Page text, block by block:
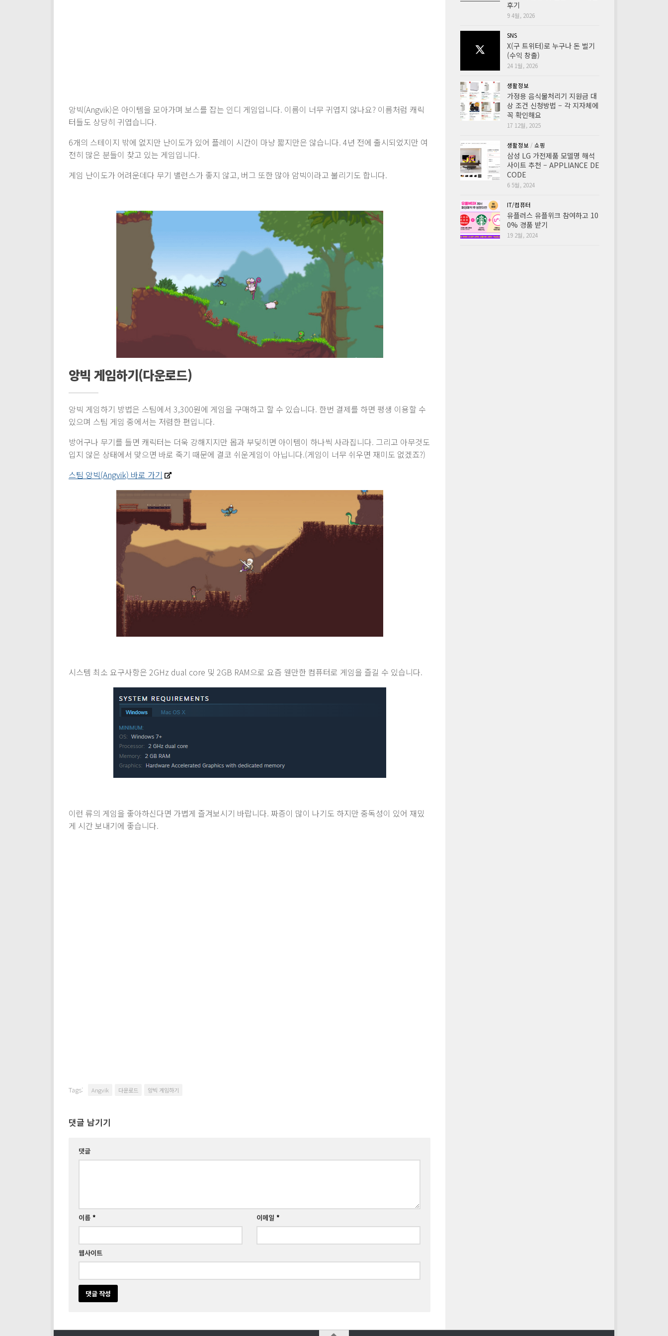
앙빅(Angvik)은 아이템을 모아가며 보스를 잡는 인디 게임입니다. 이름이 너무 귀엽지 않나요? 이름처럼 캐릭
터들도 상당히 귀엽습니다.
6개의 스테이지 밖에 없지만 난이도가 있어 플레이 시간이 마냥 짧지만은 않습니다. 4년 전에 출시되었지만 여
전히 많은 분들이 찾고 있는 게임입니다.
게임 난이도가 어려운데다 무기 밸런스가 좋지 않고, 버그 또한 많아 암빅이라고 불리기도 합니다.
앙빅 게임하기(다운로드)
앙빅 게임하기 방법은 스팀에서 3,300원에 게임을 구매하고 할 수 있습니다. 한번 결제를 하면 평생 이용할 수
있으며 스팀 게임 중에서는 저렴한 편입니다.
방어구나 무기를 들면 캐릭터는 더욱 강해지지만 몹과 부딪히면 아이템이 하나씩 사라집니다. 그리고 아무것도
입지 않은 상태에서 맞으면 바로 죽기 때문에 결코 쉬운게임이 아닙니다.(게임이 너무 쉬우면 재미도 없겠죠?)
스팀 앙빅(Angvik) 바로 가기
시스템 최소 요구사항은 2GHz dual core 및 2GB RAM으로 요즘 웬만한 컴퓨터로 게임을 즐길 수 있습니다.
이런 류의 게임을 좋아하신다면 가볍게 즐겨보시기 바랍니다. 짜증이 많이 나기도 하지만 중독성이 있어 재밌
게 시간 보내기에 좋습니다.
Tags: Angvik 다운로드 앙빅 게임하기
댓글 남기기
댓글
이름 * 이메일 *
웹사이트
후기
9 4월, 2026
SNS
X(구 트위터)로 누구나 돈 벌기
(수익 창출)
24 1월, 2026
생활정보
가정용 음식물처리기 지원금 대
상 조건 신청방법 – 각 지자체에
꼭 확인해요
17 12월, 2025
생활정보 / 쇼핑
삼성 LG 가전제품 모델명 해석
사이트 추천 – APPLIANCE DE
CODE
6 5월, 2024
IT/컴퓨터
유플러스 유플위크 참여하고 10
0% 경품 받기
19 2월, 2024